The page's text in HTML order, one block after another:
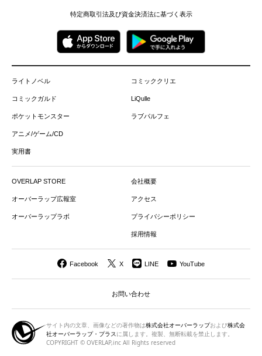
特定商取引法及び資金決済法に基づく表示
ライトノベル
コミックガルド
ポケットモンスター
アニメ/ゲーム/CD
実用書
コミッククリエ
LiQulle
ラブパルフェ
OVERLAP STORE
オーバーラップ広報室
オーバーラップラボ
会社概要
アクセス
プライバシーポリシー
採用情報
Facebook X LINE YouTube
お問い合わせ
サイト内の文章、画像などの著作物は株式会社オーバーラップおよび株式会
社オーバーラップ・プラス に属します。複製、無断転載を禁止します。
COPYRIGHT © OVERLAP,inc All Rights reserved